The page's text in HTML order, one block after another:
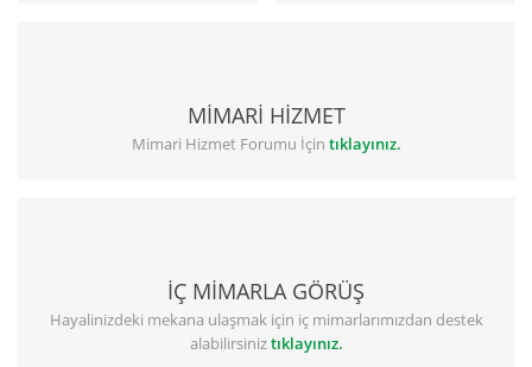
MİMARİ HİZMET
Mimari Hizmet Forumu İçin tıklayınız.
İÇ MİMARLA GÖRÜŞ
Hayalinizdeki mekana ulaşmak için iç mimarlarımızdan destek
alabilirsiniztıklayınız.